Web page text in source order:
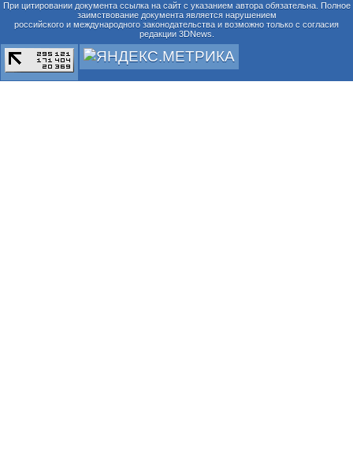
При цитировании документа ссылка на сайт с указанием автора обязательна. Полное
заимствование документа является нарушением
российского и международного законодательства и возможно только с согласия
редакции 3DNews.